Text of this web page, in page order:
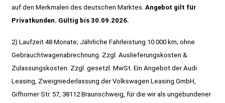
auf den Merkmalen des deutschen Marktes. Angebot gilt für
Privatkunden. Gültig bis 30.09.2026.
2) Laufzeit 48 Monate; Jährliche Fahrleistung 10.000 km; ohne
Gebrauchtwagenabrechnung. Zzgl. Auslieferungskosten &
Zulassungskosten. Zzgl. gesetzl. MwSt. Ein Angebot der Audi
Leasing, Zweigniederlassung der Volkswagen Leasing GmbH,
Gifhorner Str. 57, 38112 Braunschweig, für die wir als ungebundener